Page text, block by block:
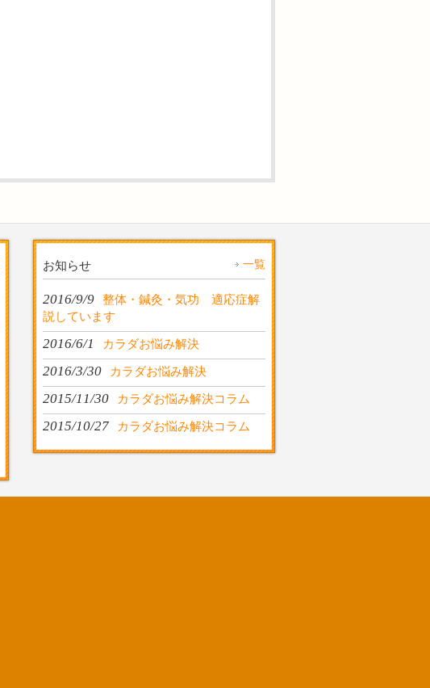
お知らせ 一覧
2016/9/9 整体・鍼灸・気功 適応症解
説しています
2016/6/1 カラダお悩み解決
2016/3/30 カラダお悩み解決
2015/11/30 カラダお悩み解決コラム
2015/10/27 カラダお悩み解決コラム